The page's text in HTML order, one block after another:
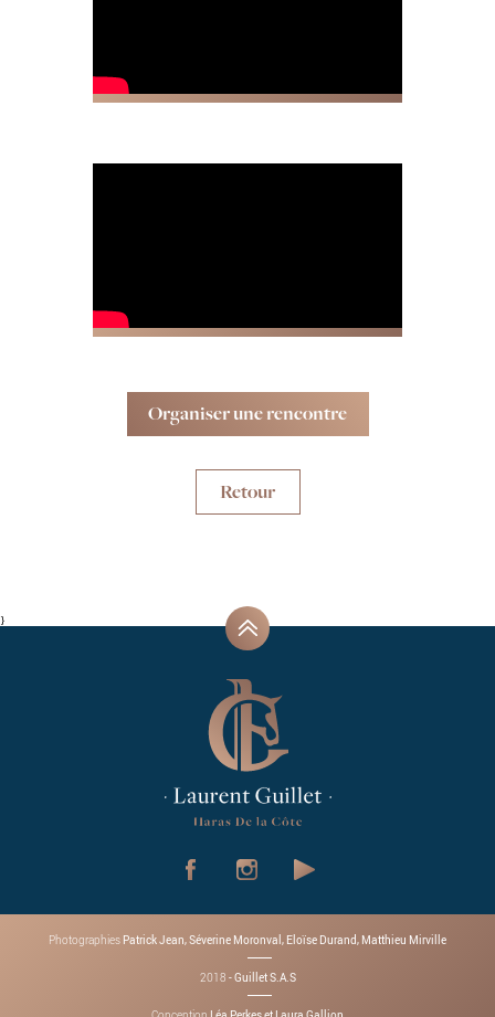
Organiser une rencontre
Retour
}
Photographies Patrick Jean, Séverine Moronval, Eloïse Durand, Matthieu Mirville
2018 - Guillet S.A.S